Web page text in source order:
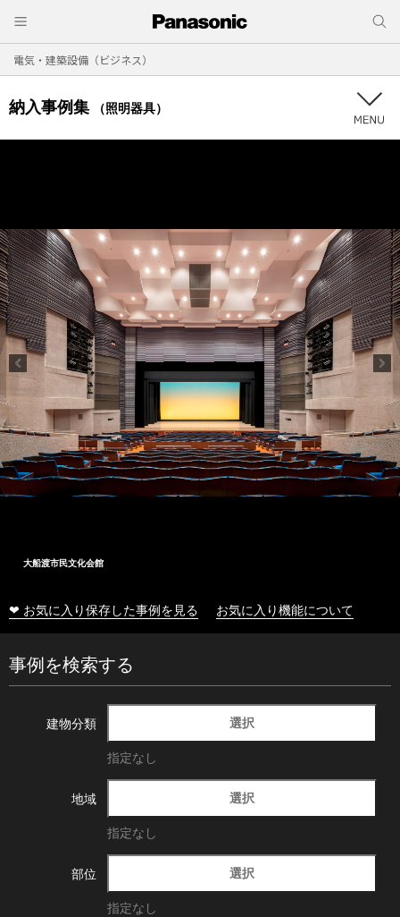
電気・建築設備（ビジネス）
納入事例集 （照明器具）
大船渡市民文化会館
❤ お気に入り保存した事例を見る お気に入り機能について
事例を検索する
建物分類 選択
指定なし
地域 選択
指定なし
部位 選択
指定なし